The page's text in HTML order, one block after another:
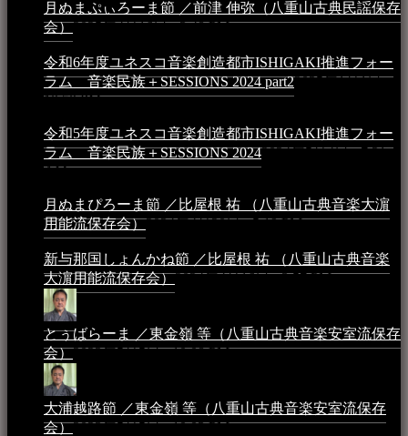
月ぬまぷぃろーま節 ／前津 伸弥（八重山古典民謡保存
会）2025年4月16日 - 3:48 PM
令和6年度ユネスコ音楽創造都市ISHIGAKI推進フォー
ラム 音楽民族＋SESSIONS 2024 part22025年1月1日 -
10:50 PM
令和5年度ユネスコ音楽創造都市ISHIGAKI推進フォー
ラム 音楽民族＋SESSIONS 20242024年5月4日 - 7:21
AM
月ぬまぴろーま節 ／比屋根 祐 （八重山古典音楽大濵
用能流保存会）2024年4月20日 - 5:19 PM
新与那国しょんかね節 ／比屋根 祐 （八重山古典音楽
大濵用能流保存会）2024年4月16日 - 3:57 PM
とぅばらーま ／東金嶺 等（八重山古典音楽安室流保存
会）2023年5月5日 - 10:08 PM
大浦越路節 ／東金嶺 等（八重山古典音楽安室流保存
会）2023年5月5日 - 10:03 PM